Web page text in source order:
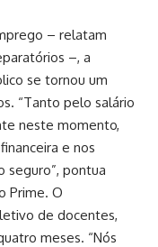
– relatam
–, a
se tornou um
“Tanto pelo salário
neste momento,
e nos
seguro”, pontua
Prime. O
de docentes,
meses. “Nós